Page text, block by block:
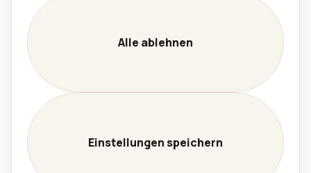
Unternehmen
Leistungen
Kontakt
Karriere
Datenschutz
Impressum
Sprache
Alle ablehnen
Einstellungen speichern